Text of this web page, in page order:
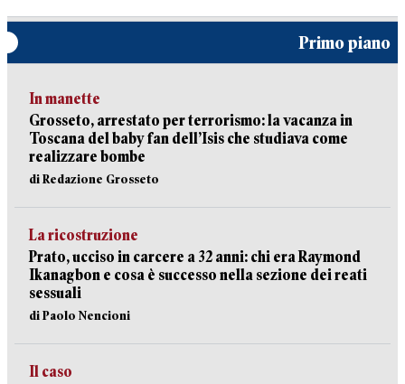
Primo piano
In manette
Grosseto, arrestato per terrorismo: la vacanza in
Toscana del baby fan dell’Isis che studiava come
realizzare bombe
di Redazione Grosseto
La ricostruzione
Prato, ucciso in carcere a 32 anni: chi era Raymond
Ikanagbon e cosa è successo nella sezione dei reati
sessuali
di Paolo Nencioni
Il caso